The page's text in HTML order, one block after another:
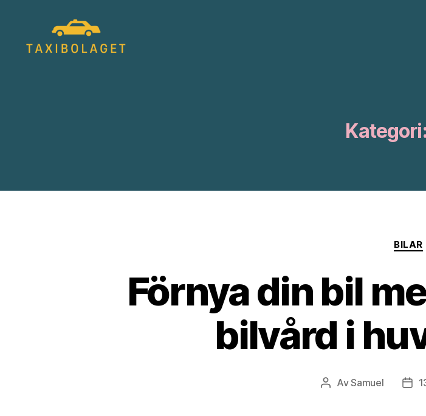
Kategori:
BILAR
Förnya din bil
bilvård i
Inläggsförfattare
AvSamuel